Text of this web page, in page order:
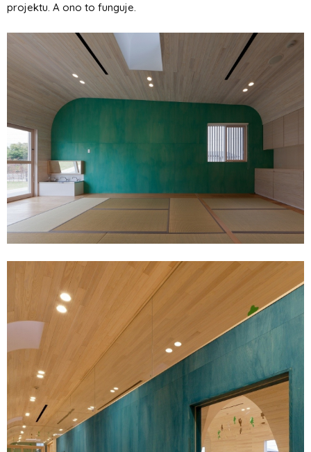
projektu. A ono to funguje.